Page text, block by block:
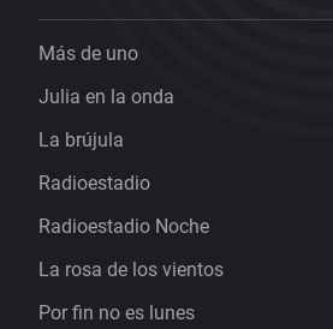
Más de uno
Julia en la onda
La brújula
Radioestadio
Radioestadio Noche
La rosa de los vientos
Por fin no es lunes